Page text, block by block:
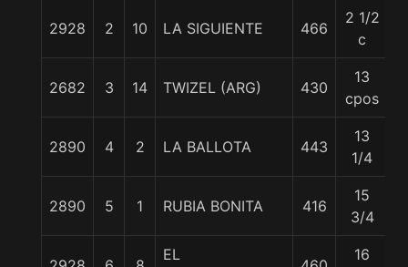
2928 2 10 LA SIGUIENTE 466
2 1/2
c
2682 3 14 TWIZEL (ARG) 430
13
cpos
2890 4 2 LA BALLOTA 443
13
1/4
2890 5 1 RUBIA BONITA 416
15
3/4
EL
16